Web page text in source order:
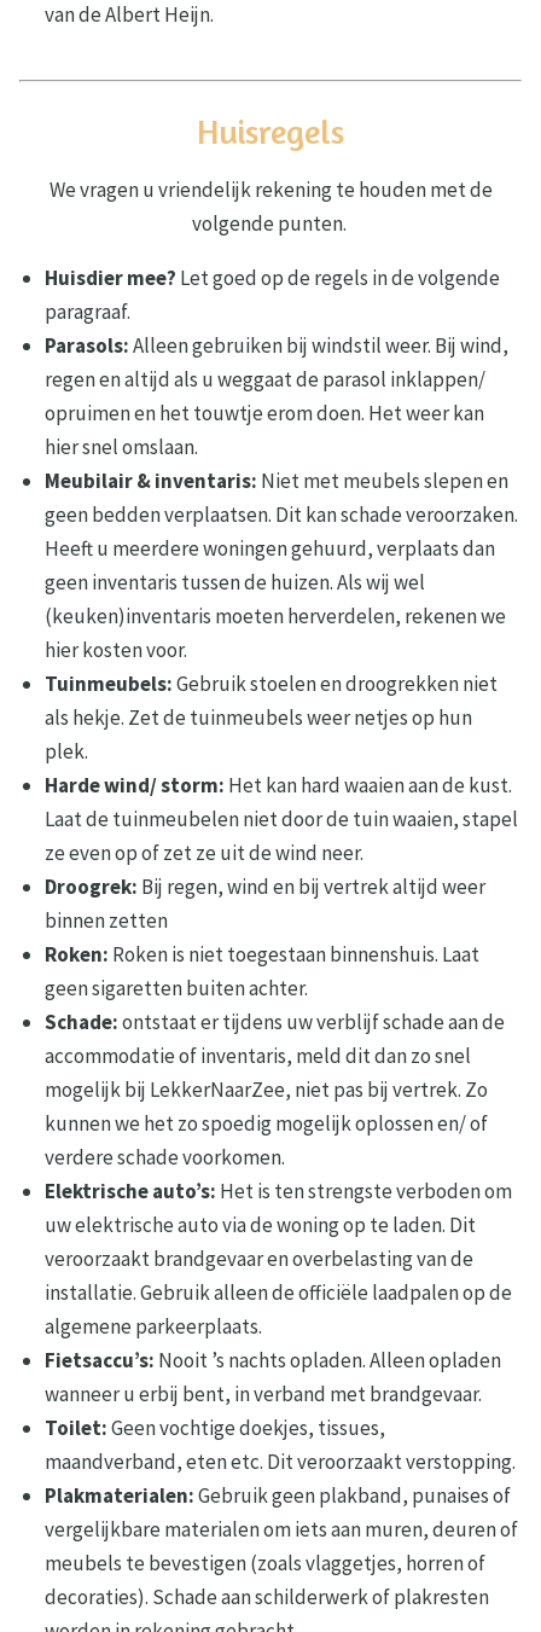
van de Albert Heijn.
Huisregels
We vragen u vriendelijk rekening te houden met de
volgende punten.
Huisdier mee? Let goed op de regels in de volgende
paragraaf.
Parasols:Alleen gebruiken bij windstil weer. Bij wind,
regen en altijd als u weggaat de parasol inklappen/
opruimen en het touwtje erom doen. Het weer kan
hier snel omslaan.
Meubilair & inventaris: Niet met meubels slepen en
geen bedden verplaatsen. Dit kan schade veroorzaken.
Heeft u meerdere woningen gehuurd, verplaats dan
geen inventaris tussen de huizen. Als wij wel
(keuken)inventaris moeten herverdelen, rekenen we
hier kosten voor.
Tuinmeubels:Gebruik stoelen en droogrekken niet
als hekje. Zet de tuinmeubels weer netjes op hun
plek.
Harde wind/ storm: Het kan hard waaien aan de kust.
Laat de tuinmeubelen niet door de tuin waaien, stapel
ze even op of zet ze uit de wind neer.
Droogrek: Bij regen, wind en bij vertrek altijd weer
binnen zetten
Roken: Roken is niet toegestaan binnenshuis. Laat
geen sigaretten buiten achter.
Schade:ontstaat er tijdens uw verblijf schade aan de
accommodatie of inventaris, meld dit dan zo snel
mogelijk bij LekkerNaarZee, niet pas bij vertrek. Zo
kunnen we het zo spoedig mogelijk oplossen en/ of
verdere schade voorkomen.
Elektrische auto’s: Het is ten strengste verboden om
uw elektrische auto via de woning op te laden. Dit
veroorzaakt brandgevaar en overbelasting van de
installatie. Gebruik alleen de officiële laadpalen op de
algemene parkeerplaats.
Fietsaccu’s: Nooit ’s nachts opladen. Alleen opladen
wanneer u erbij bent, in verband met brandgevaar.
Toilet:Geen vochtige doekjes, tissues,
maandverband, eten etc. Dit veroorzaakt verstopping.
Plakmaterialen:Gebruik geen plakband, punaises of
vergelijkbare materialen om iets aan muren, deuren of
meubels te bevestigen (zoals vlaggetjes, horren of
decoraties). Schade aan schilderwerk of plakresten